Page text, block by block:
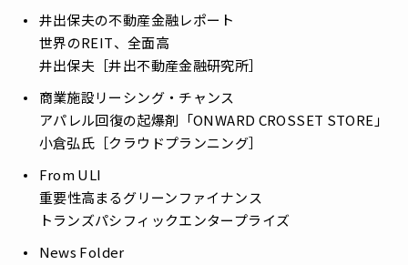
井出保夫の不動産金融レポート
――世界のREIT、全面高
井出保夫［井出不動産金融研究所］
商業施設リーシング・チャンス
――アパレル回復の起爆剤「ONWARD CROSSET STORE」
小倉弘氏［クラウドプランニング］
From ULI
――重要性高まるグリーンファイナンス
トランズパシフィックエンタープライズ
News Folder